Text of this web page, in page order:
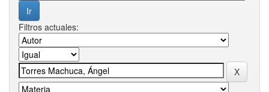
Filtros actuales: